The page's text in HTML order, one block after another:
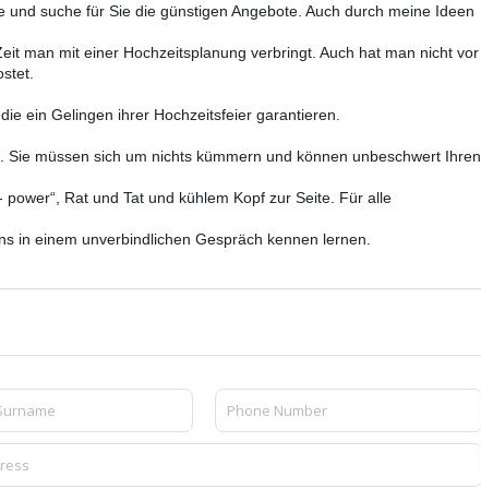
suche für Sie die günstigen Angebote. Auch durch meine Ideen
man mit einer Hochzeitsplanung verbringt. Auch hat man nicht vor
ein Gelingen ihrer Hochzeitsfeier garantieren.
müssen sich um nichts kümmern und können unbeschwert Ihren
Rat und Tat und kühlem Kopf zur Seite. Für alle
in einem unverbindlichen Gespräch kennen lernen.